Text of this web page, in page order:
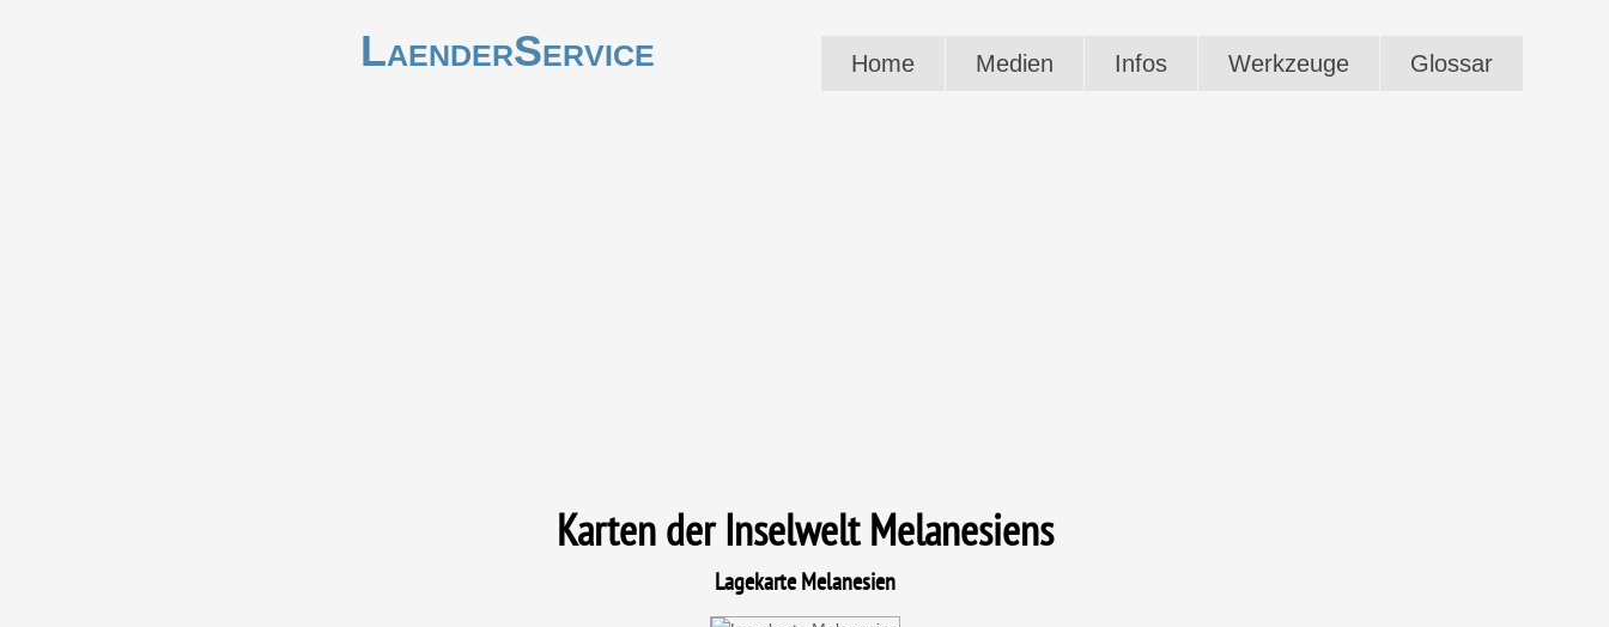
LaenderService Home Medien Infos Werkzeuge Glossar
Karten der Inselwelt Melanesiens
Lagekarte Melanesien